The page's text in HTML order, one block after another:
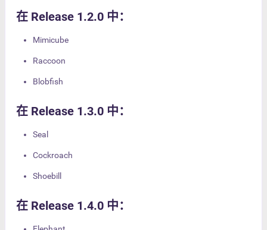
在 Release 1.2.0 中：
Mimicube
Raccoon
Blobfish
在 Release 1.3.0 中：
Seal
Cockroach
Shoebill
在 Release 1.4.0 中：